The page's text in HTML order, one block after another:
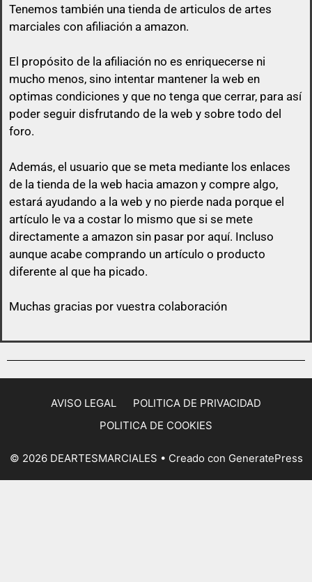
Tenemos también una tienda de articulos de artes
marciales con afiliación a amazon.
El propósito de la afiliación no es enriquecerse ni
mucho menos, sino intentar mantener la web en
optimas condiciones y que no tenga que cerrar, para así
poder seguir disfrutando de la web y sobre todo del
foro.
Además, el usuario que se meta mediante los enlaces
de la tienda de la web hacia amazon y compre algo,
estará ayudando a la web y no pierde nada porque el
artículo le va a costar lo mismo que si se mete
directamente a amazon sin pasar por aquí. Incluso
aunque acabe comprando un artículo o producto
diferente al que ha picado.
Muchas gracias por vuestra colaboración
AVISO LEGAL
POLITICA DE PRIVACIDAD
POLITICA DE COOKIES
© 2026 DEARTESMARCIALES • Creado con GeneratePress